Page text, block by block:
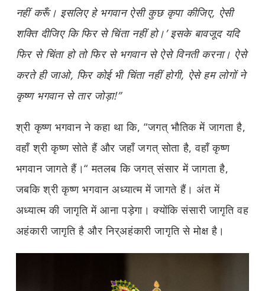
नहीं करूँ। इसलिए हे भगवान ऐसी कुछ कृपा कीजिए, ऐसी
शक्ति दीजिए कि फिर से चिंता नहीं हो।’ इसके बावजूद यदि
फिर से चिंता हो तो फिर से भगवान से ऐसे विनती करना। ऐसे
करते ही जाओ, फिर कोई भी चिंता नहीं होगी, ऐसे हम लोगों ने
कृष्ण भगवान से तार जोड़ा!”
श्री कृष्ण भगवान ने कहा था कि, “जगत् भौतिक में जागता है,
वहाँ श्री कृष्ण सोते हैं और जहाँ जगत् सोता है, वहाँ कृष्ण
भगवान जागते हैं।“ मतलब कि जगत् संसार में जागता है,
जबकि श्री कृष्ण भगवान अध्यात्म में जागते हैं। अंत में
अध्यात्म की जागृति में आना पड़ेगा। क्योंकि संसारी जागृति वह
अहंकारी जागृति है और निर्‌अहंकारी जागृति से मोक्ष है।